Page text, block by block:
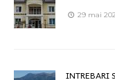
29 mai
INTREBARI